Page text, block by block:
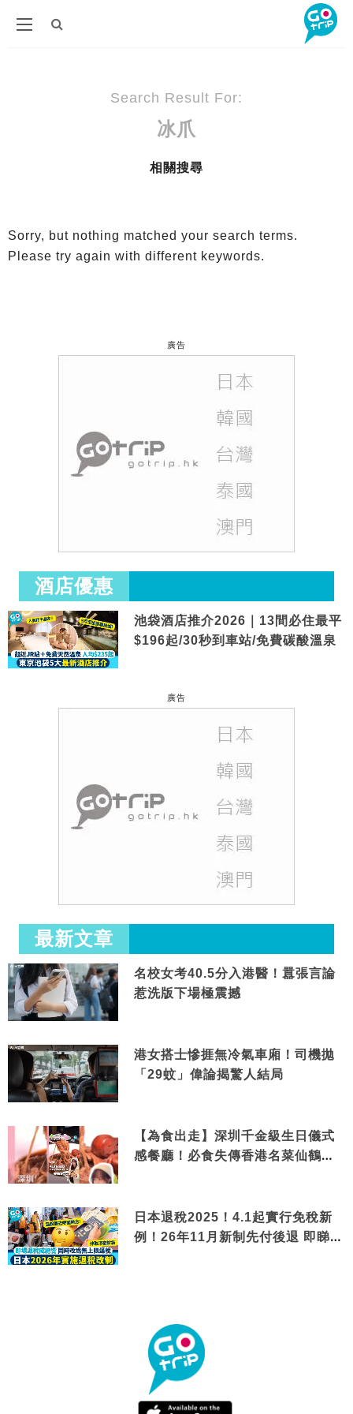
Search Result For:
冰爪
相關搜尋
Sorry, but nothing matched your search terms.
Please try again with different keywords.
廣告
酒店優惠
池袋酒店推介2026｜13間必住最平
$196起/30秒到車站/免費碳酸溫泉
廣告
最新文章
名校女考40.5分入港醫！囂張言論
惹洗版下場極震撼
港女搭士慘捱無冷氣車廂！司機拋
「29蚊」偉論揭驚人結局
【為食出走】深圳千金級生日儀式
感餐廳！必食失傳香港名菜仙鶴神
日本退稅2025！4.1起實行免稅新
例！26年11月新制先付後退 即睇步